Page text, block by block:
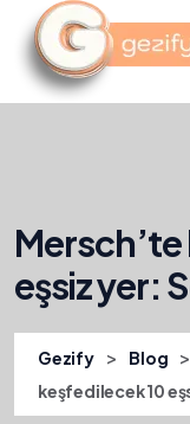
eşsiz yer:
Gezify > Blog >
keşfedilecek 10